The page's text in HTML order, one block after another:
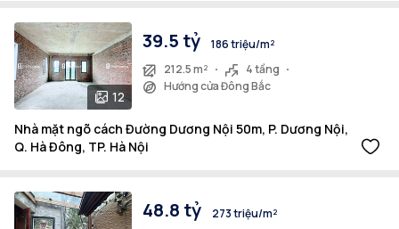
12
39.5 tỷ
186 triệu/m²
212.5 m²
4 tầng
Hướng cửa Đông Bắc
Nhà mặt ngõ cách Đường Dương Nội 50m, P. Dương Nội,
Q. Hà Đông, TP. Hà Nội
48.8 tỷ
273 triệu/m²